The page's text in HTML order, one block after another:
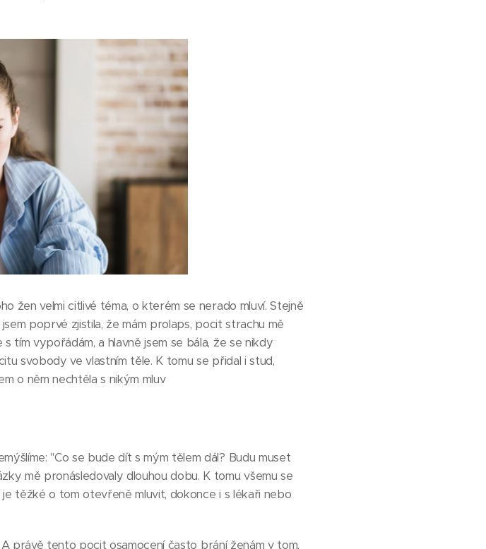
žen velmi citlivé téma, o kterém se nerado mluví. Stejně
poprvé zjistila, že mám prolaps, pocit strachu mě
tím vypořádám, a hlavně jsem se bála, že se nikdy
svobody ve vlastním těle. K tomu se přidal i stud,
o něm nechtěla s nikým mluv
"Co se bude dít s mým tělem dál? Budu muset
mě pronásledovaly dlouhou dobu. K tomu všemu se
těžké o tom otevřeně mluvit, dokonce i s lékaři nebo
právě tento pocit osamocení často brání ženám v tom,